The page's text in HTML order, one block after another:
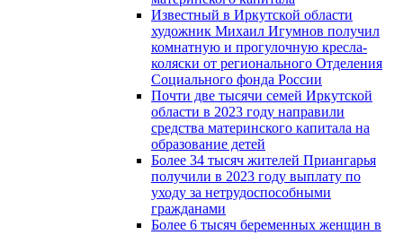
Известный в Иркутской области
художник Михаил Игумнов получил
комнатную и прогулочную кресла-
коляски от регионального Отделения
Социального фонда России
Почти две тысячи семей Иркутской
области в 2023 году направили
средства материнского капитала на
образование детей
Более 34 тысяч жителей Приангарья
получили в 2023 году выплату по
уходу за нетрудоспособными
гражданами
Более 6 тысяч беременных женщин в